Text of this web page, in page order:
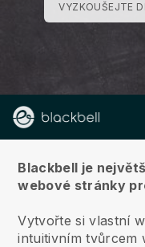
VYZKOUŠEJTE
Blackbell je
webové stránky
Vytvořte si vlastní
intuitivním tvůrcem